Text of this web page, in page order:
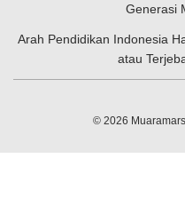
Generasi
Arah Pendidikan Indonesia
atau
© 2026